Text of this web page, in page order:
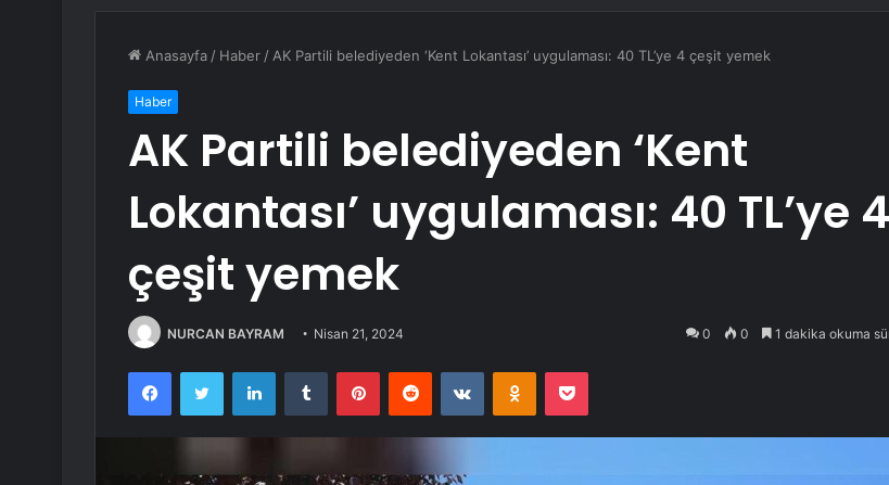
Anasayfa / Haber / AK Partili belediyeden ‘Kent Lokantası’ uygulaması: 40 TL’ye 4 çeşit yemek
Haber
AK Partili belediyeden ‘Kent
Lokantası’ uygulaması: 40 TL’ye 4
çeşit yemek
NURCAN BAYRAM Nisan 21, 2024 0 0 1 dakika okuma
FacebookTwitter LinkedInTumblr PinterestReddit VKontakteOdnoklassniki
Pocket